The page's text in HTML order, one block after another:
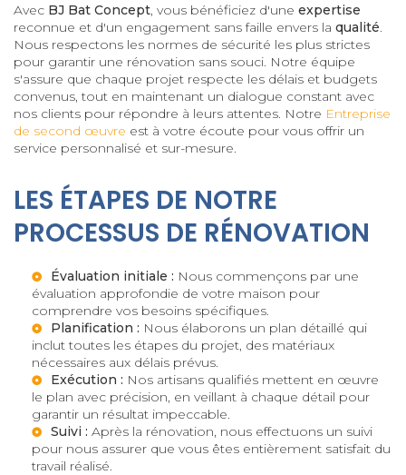
Avec BJ Bat Concept, vous bénéficiez d'une expertise
reconnue et d'un engagement sans faille envers la qualité.
Nous respectons les normes de sécurité les plus strictes
pour garantir une rénovation sans souci. Notre équipe
s'assure que chaque projet respecte les délais et budgets
convenus, tout en maintenant un dialogue constant avec
nos clients pour répondre à leurs attentes. Notre Entreprise
de second œuvre est à votre écoute pour vous offrir un
service personnalisé et sur-mesure.
LES ÉTAPES DE NOTRE
PROCESSUS DE RÉNOVATION
Évaluation initiale : Nous commençons par une
évaluation approfondie de votre maison pour
comprendre vos besoins spécifiques.
Planification : Nous élaborons un plan détaillé qui
inclut toutes les étapes du projet, des matériaux
nécessaires aux délais prévus.
Exécution : Nos artisans qualifiés mettent en œuvre
le plan avec précision, en veillant à chaque détail pour
garantir un résultat impeccable.
Suivi : Après la rénovation, nous effectuons un suivi
pour nous assurer que vous êtes entièrement satisfait du
travail réalisé.